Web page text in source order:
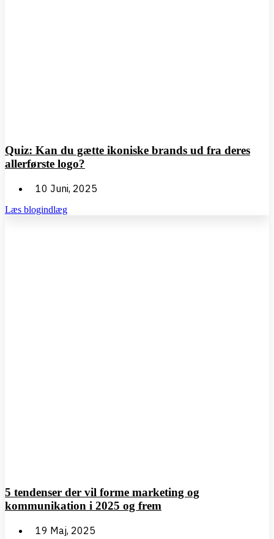
Quiz: Kan du gætte ikoniske brands ud fra deres
allerførste logo?
10 Juni, 2025
Læs blogindlæg
5 tendenser der vil forme marketing og
kommunikation i 2025 og frem
19 Maj, 2025